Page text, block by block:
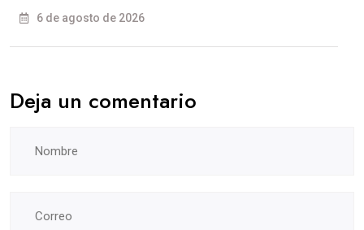
6 de agosto de 2026
Deja un comentario